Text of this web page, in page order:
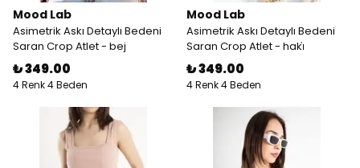
Mood Lab
Asimetrik Askı Detaylı Bedeni
Saran Crop Atlet - bej
₺ 349.00
4 Renk 4 Beden
Mood Lab
Asimetrik Askı Detaylı Bedeni
Saran Crop Atlet - haki̇
₺ 349.00
4 Renk 4 Beden